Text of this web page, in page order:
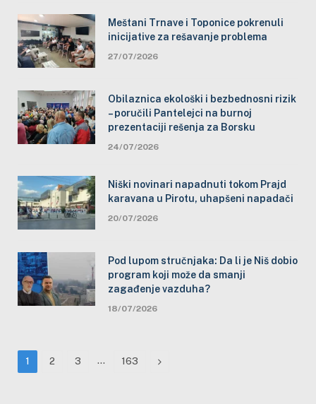
Meštani Trnave i Toponice pokrenuli
inicijative za rešavanje problema
27/07/2026
Obilaznica ekološki i bezbednosni rizik
– poručili Pantelejci na burnoj
prezentaciji rešenja za Borsku
24/07/2026
Niški novinari napadnuti tokom Prajd
karavana u Pirotu, uhapšeni napadači
20/07/2026
Pod lupom stručnjaka: Da li je Niš dobio
program koji može da smanji
zagađenje vazduha?
18/07/2026
1 2 3 … 163 Next